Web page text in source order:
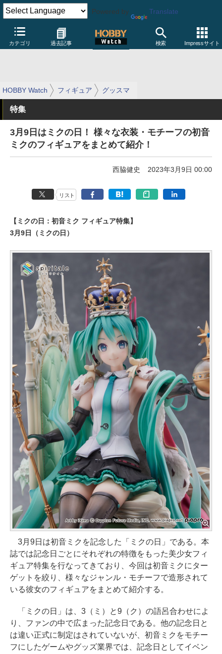
Powered by Translate
カテゴリ 過去記事 検索 Impressサイト
HOBBY Watch フィギュア グッスマ
特集
3月9日はミクの日！ 様々な衣装・モチーフの初音
ミクのフィギュアをまとめて紹介！
西脇健史 2023年3月9日 00:00
リスト
【ミクの日：初音ミク フィギュア特集】
3月9日（ミクの日）
3月9日は初音ミクを記念した「ミクの日」である。本
誌では記念日ごとにそれぞれの特徴をもった美少女フィ
ギュア特集を行なってきており、今回は初音ミクにター
ゲットを絞り、様々なジャンル・モチーフで造形されて
いる彼女のフィギュアをまとめて紹介する。
「ミクの日」は、3（ミ）と9（ク）の語呂合わせによ
り、ファンの中で広まった記念日である。他の記念日と
は違い正式に制定はされていないが、初音ミクをモチー
フにしたゲームやグッズ業界では、記念日としてイベン